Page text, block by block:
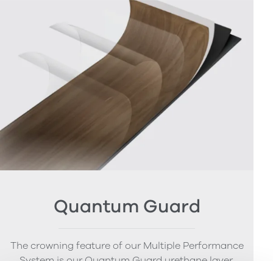
Quantum Guard
The crowning feature of our Multiple Performance